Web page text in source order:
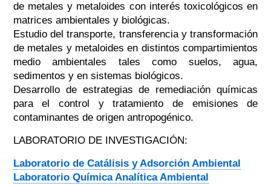
de metales y metaloides con interés toxicológicos en
matrices ambientales y biológicas.
Estudio del transporte, transferencia y transformación
de metales y metaloides en distintos compartimientos
medio ambientales tales como suelos, agua,
sedimentos y en sistemas biológicos.
Desarrollo de estrategias de remediación químicas
para el control y tratamiento de emisiones de
contaminantes de origen antropogénico.
LABORATORIO DE INVESTIGACIÓN:
Laboratorio de Catálisis y Adsorción Ambiental
Laboratorio Química Analítica Ambiental